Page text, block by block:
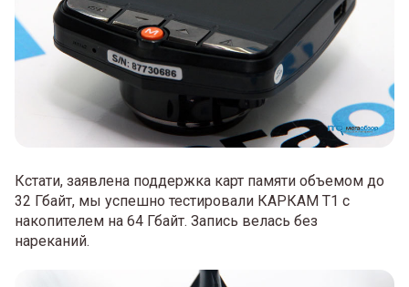
Кстати, заявлена поддержка карт памяти объемом до
32 Гбайт, мы успешно тестировали КАРКАМ Т1 с
накопителем на 64 Гбайт. Запись велась без
нареканий.